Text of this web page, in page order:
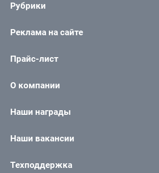
Рубрики
Реклама на сайте
Прайс-лист
О компании
Наши награды
Наши вакансии
Техподдержка